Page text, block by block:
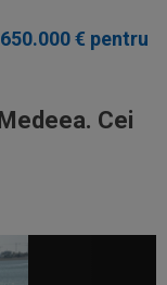
€ pentru
Cei